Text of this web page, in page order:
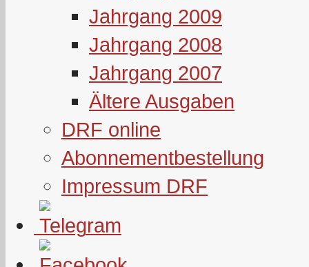
Jahrgang 2009
Jahrgang 2008
Jahrgang 2007
Ältere Ausgaben
DRF online
Abonnementbestellung
Impressum DRF